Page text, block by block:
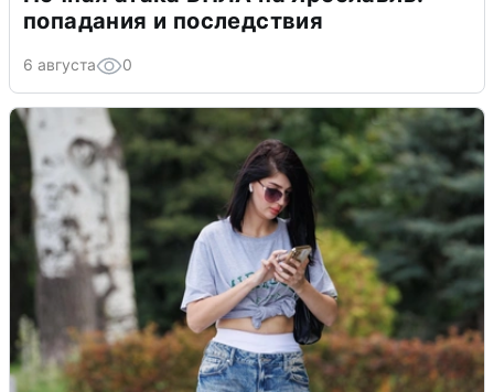
попадания и последствия
6 августа 0